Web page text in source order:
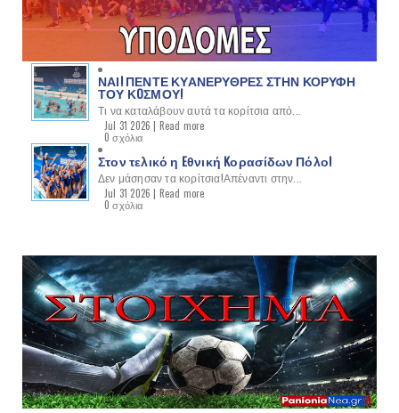
ΝΑΙ! ΠΕΝΤΕ ΚΥΑΝΕΡΥΘΡΕΣ ΣΤΗΝ ΚΟΡΥΦΗ
ΤΟΥ ΚOΣΜΟΥ!
Τι να καταλάβουν αυτά τα κορίτσια από...
Jul 31 2026 | Read more
0 σχόλια
Στον τελικό η Eθνική Kορασίδων Πόλο!
Δεν μάσησαν τα κορίτσια!Απέναντι στην...
Jul 31 2026 | Read more
0 σχόλια